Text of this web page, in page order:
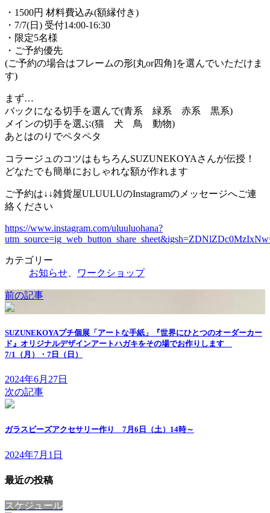
・1500円 材料費込み(額縁付き)
・7/7(日) 受付14:00-16:30
・限定5名様
・ご予約優先
(ご予約の場合はフレームの形[丸or四角]を選んでいただけま
す)
まず…
バックになる切手を選んで(青系 緑系 赤系 黒系)
メインの切手を選ぶ(猫 犬 鳥 動物)
あとはのりでペタペタ
コラージュのコツはもちろんSUZUNEKOYAさんが伝授！
どなたでも簡単におしゃれな額が作れます
ご予約は↓↓雑貨屋ULUULUのInstagramのメッセージへご連
絡ください
https://www.instagram.com/uluuluohana?
カテゴリー
お知らせ
ワークショップ
前の記事
SUZUNEKOYAプチ個展「アートな手紙」『世界にひとつのオーダーカー
ド』オリジナルデザインアートハガキをその場でお作りします
7/1（月）・7日（日）
2024年6月27日
次の記事
ガラスビーズアクセサリー作り 7月6日（土）14時～
2024年7月1日
最近の投稿
スケジュール